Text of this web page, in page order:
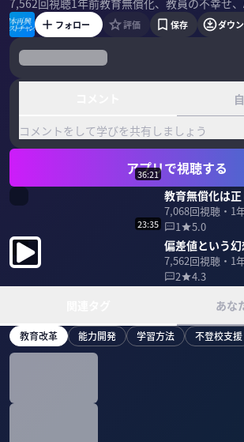
7,562回視聴1年前
フォロー 評価 保存 ダウ
コメントをして学びを共有しましょう
アプリで視聴する
36:21
教育無償化は正
7,068回視聴・ 1
1
5.0
23:35
偏差値という
7,562回視聴・ 1
2
4.3
あな
教育改革 能力開発 学習方法 不登校支援